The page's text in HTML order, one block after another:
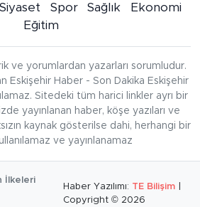
Siyaset Spor Sağlık
Ekonomi
Eğitim
ve yorumlardan yazarları sorumludur.
Eskişehir Haber - Son Dakika Eskişehir
Sitedeki tüm harici linkler ayrı bir
yayınlanan haber, köşe yazıları ve
kaynak gösterilse dahi, herhangi bir
ve yayınlanamaz
İlkeleri
Haber Yazılımı: TE Bilişim
Copyright © 2026